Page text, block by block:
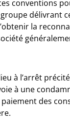
conventions
délivrant
la
à l’arrêt
à une
des